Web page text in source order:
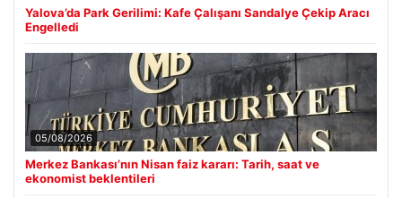
Yalova’da Park Gerilimi: Kafe Çalışanı Sandalye Çekip Aracı
Engelledi
05/08/2026
Merkez Bankası’nın Nisan faiz kararı: Tarih, saat ve
ekonomist beklentileri